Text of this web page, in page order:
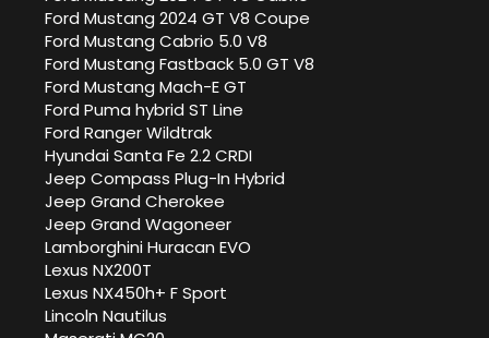
Ford Mustang 2024 GT V8 Coupe
Ford Mustang Cabrio 5.0 V8
Ford Mustang Fastback 5.0 GT V8
Ford Mustang Mach-E GT
Ford Puma hybrid ST Line
Ford Ranger Wildtrak
Hyundai Santa Fe 2.2 CRDI
Jeep Compass Plug-In Hybrid
Jeep Grand Cherokee
Jeep Grand Wagoneer
Lamborghini Huracan EVO
Lexus NX200T
Lexus NX450h+ F Sport
Lincoln Nautilus